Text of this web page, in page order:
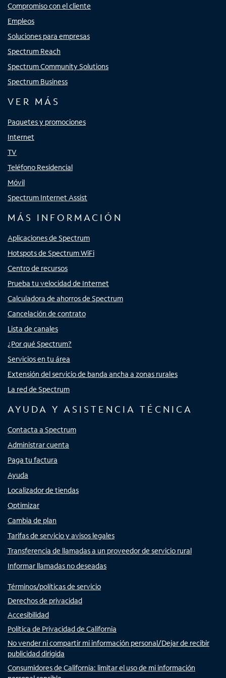
Compromiso con el cliente
Empleos
Soluciones para empresas
Spectrum Reach
Spectrum Community Solutions
Spectrum Business
VER MÁS
Paquetes y promociones
Internet
TV
Teléfono Residencial
Móvil
Spectrum Internet Assist
MÁS INFORMACIÓN
Aplicaciones de Spectrum
Hotspots de Spectrum WiFi
Centro de recursos
Prueba tu velocidad de Internet
Calculadora de ahorros de Spectrum
Cancelación de contrato
Lista de canales
¿Por qué Spectrum?
Servicios en tu área
Extensión del servicio de banda ancha a zonas rurales
La red de Spectrum
AYUDA Y ASISTENCIA TÉCNICA
Contacta a Spectrum
Administrar cuenta
Paga tu factura
Ayuda
Localizador de tiendas
Optimizar
Cambia de plan
Tarifas de servicio y avisos legales
Transferencia de llamadas a un proveedor de servicio rural
Informar llamadas no deseadas
Términos/políticas de servicio
Derechos de privacidad
Accesibilidad
Política de Privacidad de California
No vender ni compartir mi información personal/Dejar de recibir
publicidad dirigida
Consumidores de California: limitar el uso de mi información